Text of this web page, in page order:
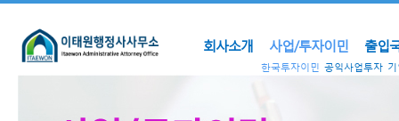
회사소개 사업/투자이민 출입
한국투자이민 공익사업투자